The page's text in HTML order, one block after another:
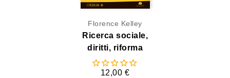
Florence Kelley
Ricerca sociale,
diritti, riforma
12,00 €